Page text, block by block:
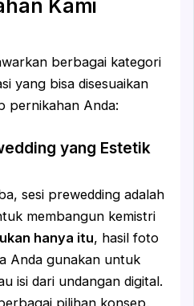
Kami
berbagai kategori
yang bisa disesuaikan
pernikahan Anda:
yang Estetik
sesi prewedding adalah
membangun kemistri
hanya itu, hasil foto
Anda gunakan untuk
isi dari undangan digital.